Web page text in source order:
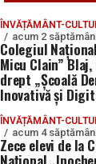
ÎNVĂȚĂMÂNT-
acum 2
Colegiul
Micu Clain”
drept „Școală
Inovativă și
ÎNVĂȚĂMÂNT-
acum 4
Zece elevi de la